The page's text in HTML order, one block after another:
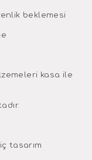
beklemesi
kasa ile
tasarım